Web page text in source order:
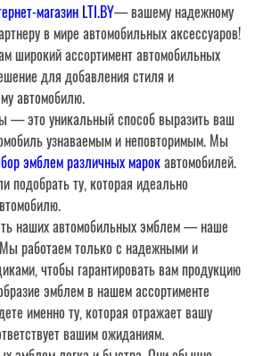
магазин LTI.BY— вашему надежному
в мире автомобильных аксессуаров!
широкий ассортимент автомобильных
для добавления стиля и
автомобилю.
— это уникальный способ выразить ваш
узнаваемым и неповторимым. Мы
эмблем различных марокавтомобилей.
подобрать ту, которая идеально
наших автомобильных эмблем — наше
работаем только с надежными и
чтобы гарантировать вам продукцию
эмблем в нашем ассортименте
именно ту, которая отражает вашу
вашим ожиданиям.